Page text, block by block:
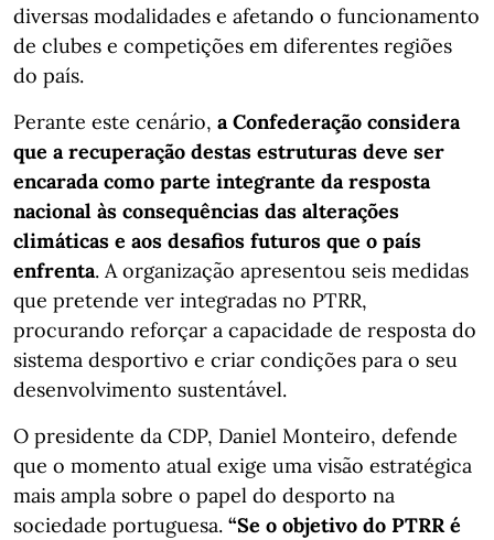
diversas modalidades e afetando o funcionamento
de clubes e competições em diferentes regiões
do país.
Perante este cenário, a Confederação considera
que a recuperação destas estruturas deve ser
encarada como parte integrante da resposta
nacional às consequências das alterações
climáticas e aos desafios futuros que o país
enfrenta. A organização apresentou seis medidas
que pretende ver integradas no PTRR,
procurando reforçar a capacidade de resposta do
sistema desportivo e criar condições para o seu
desenvolvimento sustentável.
O presidente da CDP, Daniel Monteiro, defende
que o momento atual exige uma visão estratégica
mais ampla sobre o papel do desporto na
sociedade portuguesa. “Se o objetivo do PTRR é